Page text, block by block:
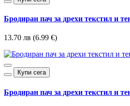
Бродиран пач за дрехи текстил и
13.70 лв (6.99 €)
Купи сега
Бродиран пач за дрехи текстил и